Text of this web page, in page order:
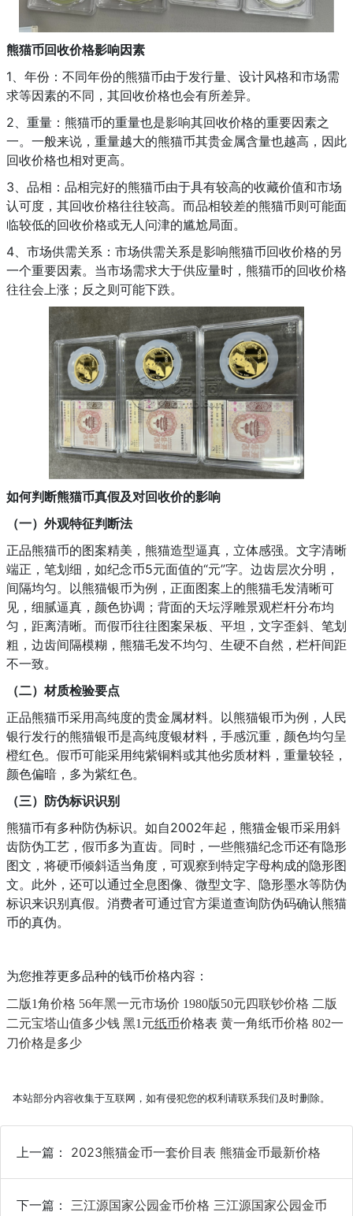
熊猫币回收价格影响因素
1、年份：不同年份的熊猫币由于发行量、设计风格和市场需
求等因素的不同，其回收价格也会有所差异。
2、重量：熊猫币的重量也是影响其回收价格的重要因素之
一。一般来说，重量越大的熊猫币其贵金属含量也越高，因此
回收价格也相对更高。
3、品相：品相完好的熊猫币由于具有较高的收藏价值和市场
认可度，其回收价格往往较高。而品相较差的熊猫币则可能面
临较低的回收价格或无人问津的尴尬局面。
4、市场供需关系：市场供需关系是影响熊猫币回收价格的另
一个重要因素。当市场需求大于供应量时，熊猫币的回收价格
往往会上涨；反之则可能下跌。
如何判断熊猫币真假及对回收价的影响
（一）外观特征判断法
正品熊猫币的图案精美，熊猫造型逼真，立体感强。文字清晰
端正，笔划细，如纪念币5元面值的“元”字。边齿层次分明，
间隔均匀。以熊猫银币为例，正面图案上的熊猫毛发清晰可
见，细腻逼真，颜色协调；背面的天坛浮雕景观栏杆分布均
匀，距离清晰。而假币往往图案呆板、平坦，文字歪斜、笔划
粗，边齿间隔模糊，熊猫毛发不均匀、生硬不自然，栏杆间距
不一致。
（二）材质检验要点
正品熊猫币采用高纯度的贵金属材料。以熊猫银币为例，人民
银行发行的熊猫银币是高纯度银材料，手感沉重，颜色均匀呈
橙红色。假币可能采用纯紫铜料或其他劣质材料，重量较轻，
颜色偏暗，多为紫红色。
（三）防伪标识识别
熊猫币有多种防伪标识。如自2002年起，熊猫金银币采用斜
齿防伪工艺，假币多为直齿。同时，一些熊猫纪念币还有隐形
图文，将硬币倾斜适当角度，可观察到特定字母构成的隐形图
文。此外，还可以通过全息图像、微型文字、隐形墨水等防伪
标识来识别真假。消费者可通过官方渠道查询防伪码确认熊猫
币的真伪。
为您推荐更多品种的钱币价格内容：
二版1角价格 56年黑一元市场价 1980版50元四联钞价格 二版
二元宝塔山值多少钱 黑1元纸币价格表 黄一角纸币价格 802一
刀价格是多少
本站部分内容收集于互联网，如有侵犯您的权利请联系我们及时删除。
上一篇： 2023熊猫金币一套价目表 熊猫金币最新价格
下一篇： 三江源国家公园金币价格 三江源国家公园金币